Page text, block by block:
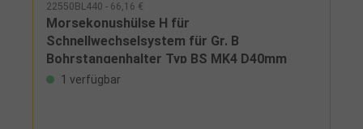
22550BL440 - 66,16 €
Morsekonushülse H für
Schnellwechselsystem für Gr. B
Bohrstangenhalter Typ BS MK4 D40mm
1 verfügbar